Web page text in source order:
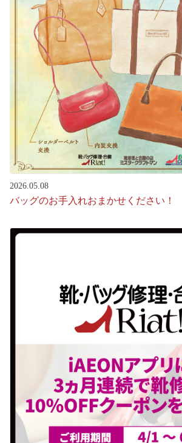
2026.05.08
バッグのお手入れおまかせください！